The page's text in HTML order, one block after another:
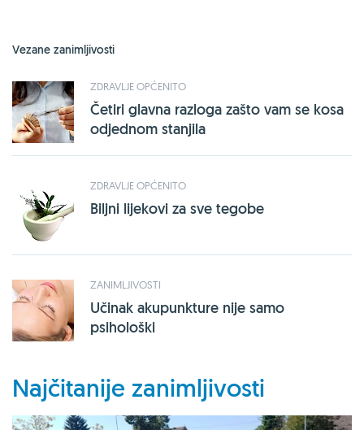
Vezane zanimljivosti
ZDRAVLJE OPĆENITO
Četiri glavna razloga zašto vam se kosa
odjednom stanjila
ZDRAVLJE OPĆENITO
Biljni lijekovi za sve tegobe
ZANIMLJIVOSTI
Učinak akupunkture nije samo
psihološki
Najčitanije zanimljivosti